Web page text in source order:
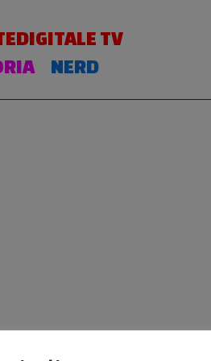
TV
NERD